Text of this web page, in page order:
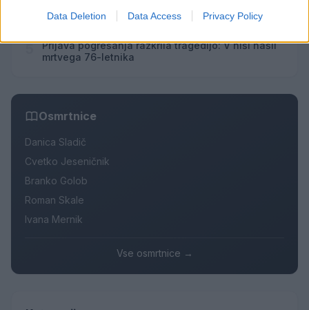
Data Deletion Data Access Privacy Policy
Na Šaleški cesti v Velenju občanka poškodovala
5
Prijava pogrešanja razkrila tragedijo: V hiši našli
mrtvega 76-letnika
Osmrtnice
Danica Sladič
Cvetko Jeseničnik
Branko Golob
Roman Skale
Ivana Mernik
Vse osmrtnice →